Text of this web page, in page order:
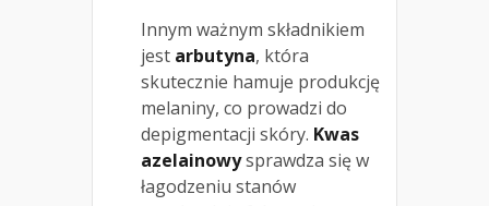
Innym ważnym składnikiem
jest arbutyna, która
skutecznie hamuje produkcję
melaniny, co prowadzi do
depigmentacji skóry. Kwas
azelainowysprawdza się w
łagodzeniu stanów